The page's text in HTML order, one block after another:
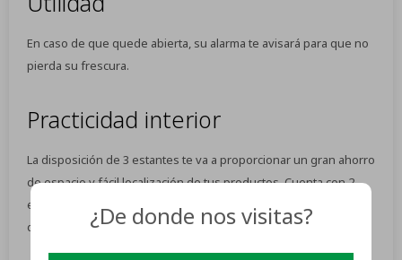
En caso de que quede abierta, su alarma te avisará para que no
pierda su frescura.
Practicidad interior
La disposición de 3 estantes te va a proporcionar un gran ahorro
de espacio y fácil localización de tus productos. Cuenta con 2
estantes y una capacidad de 94 litros, que te va a facilitar la
distribución y el orden de tus congelados.
¿De donde nos visitas?